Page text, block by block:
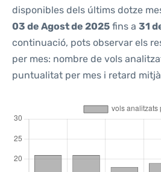
disponibles dels últims dotze
03 de Agost de 2025 fins a 31
continuació, pots observar els
per mes: nombre de vols
puntualitat per mes i retard